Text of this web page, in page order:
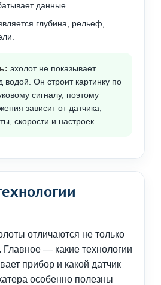
данные.
глубина, рельеф,
эхолот не показывает
Он строит картинку по
сигналу, поэтому
зависит от датчика,
скорости и настроек.
отличаются не только
— какие технологии
прибор и какой датчик
особенно полезны